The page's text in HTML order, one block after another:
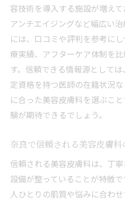
容技術を導入する施設が増えて
アンチエイジングなど幅広い
には、口コミや評判を参考に
療実績、アフターケア体制を
す。信頼できる情報源として
定資格を持つ医師の在籍状況
に合った美容皮膚科を選ぶこ
験が期待できるでしょう。
奈良で信頼される美容皮膚
信頼される美容皮膚科は、丁
設備が整っていることが特徴
人ひとりの肌質や悩みに合わ